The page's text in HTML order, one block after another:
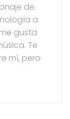
de
a
gusta
Te
mí, pero